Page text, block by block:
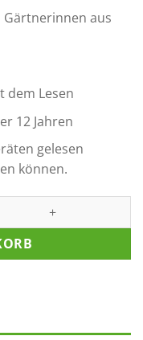
Gärtnerinnen aus
dem Lesen
12 Jahren
gelesen
können.
39 Seiten zum